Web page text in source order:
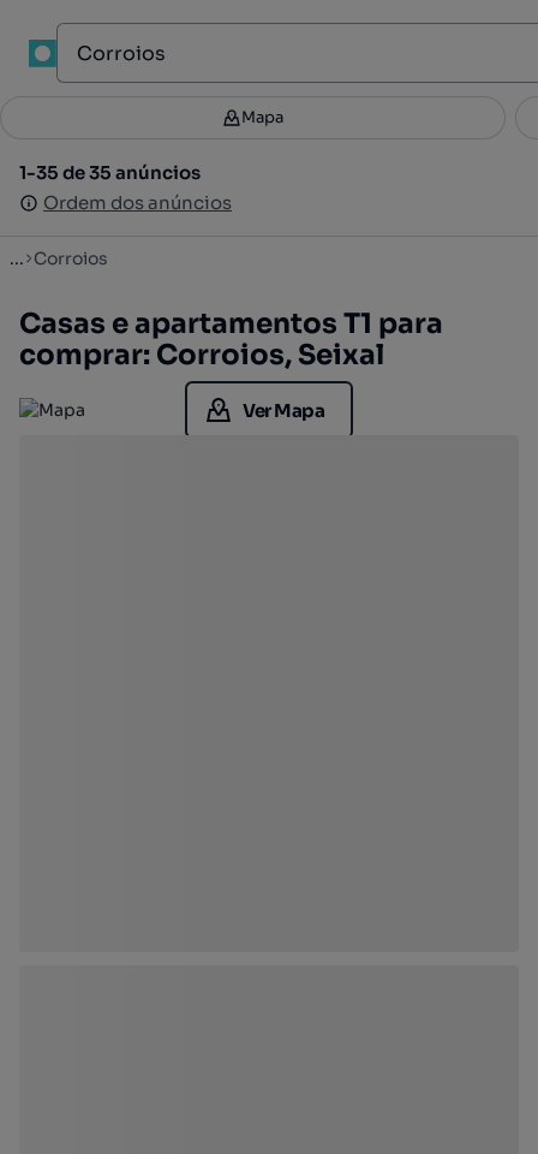
Filtros 2
1-35 de 35 anúncios
Ordem dos anúncios
Mapa
1-35 de 35 anúncios
Ordem dos anúncios
... Corroios
Casas e apartamentos T1 para
comprar: Corroios, Seixal
Ver Mapa